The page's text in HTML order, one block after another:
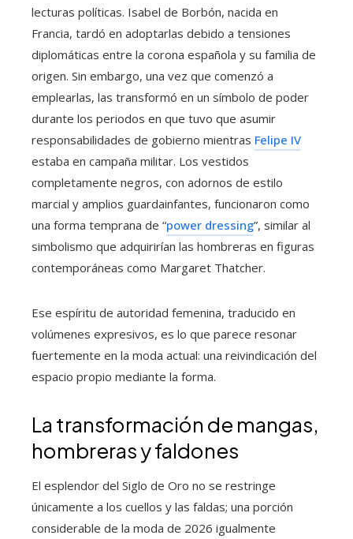
lecturas políticas. Isabel de Borbón, nacida en
Francia, tardó en adoptarlas debido a tensiones
diplomáticas entre la corona española y su familia de
origen. Sin embargo, una vez que comenzó a
emplearlas, las transformó en un símbolo de poder
durante los periodos en que tuvo que asumir
responsabilidades de gobierno mientras Felipe IV
estaba en campaña militar. Los vestidos
completamente negros, con adornos de estilo
marcial y amplios guardainfantes, funcionaron como
una forma temprana de “power dressing”, similar al
simbolismo que adquirirían las hombreras en figuras
contemporáneas como Margaret Thatcher.
Ese espíritu de autoridad femenina, traducido en
volúmenes expresivos, es lo que parece resonar
fuertemente en la moda actual: una reivindicación del
espacio propio mediante la forma.
La transformación de mangas,
hombreras y faldones
El esplendor del Siglo de Oro no se restringe
únicamente a los cuellos y las faldas; una porción
considerable de la moda de 2026 igualmente